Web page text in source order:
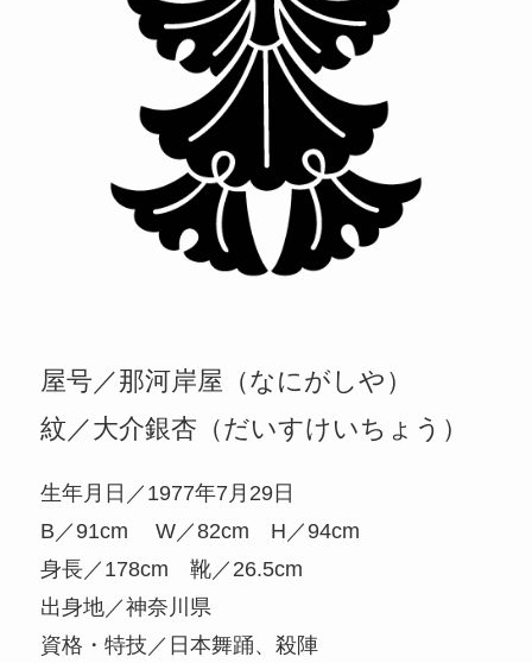
屋号／那河岸屋（なにがしや）
紋／大介銀杏（だいすけいちょう）
生年月日／1977年7月29日
B／91cm W／82cm H／94cm
身長／178cm 靴／26.5cm
出身地／神奈川県
資格・特技／日本舞踊、殺陣